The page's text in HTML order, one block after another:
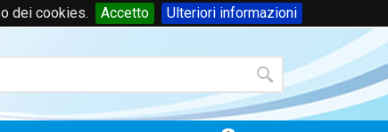
dei cookies. Accetto Ulteriori informazioni
Accedi oregistrati